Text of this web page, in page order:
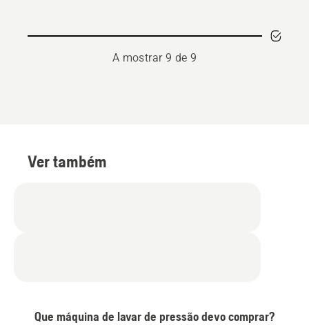
A mostrar 9 de 9
Ver também
Que máquina de lavar de pressão devo comprar?